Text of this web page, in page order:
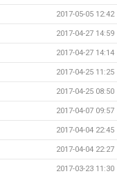
2017-05-05 12:42
2017-04-27 14:59
2017-04-27 14:14
2017-04-25 11:25
2017-04-25 08:50
2017-04-07 09:57
2017-04-04 22:45
2017-04-04 22:27
2017-03-23 11:30